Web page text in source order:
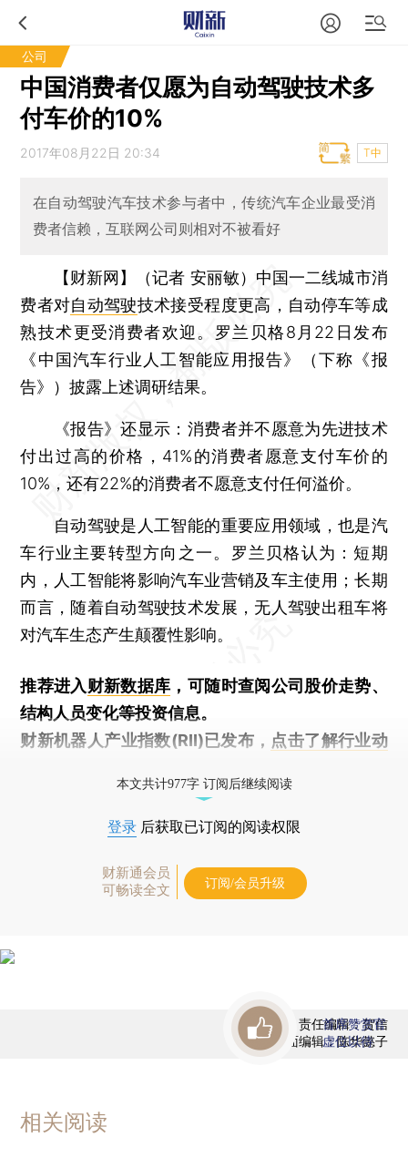
公司
中国消费者仅愿为自动驾驶技术多
付车价的10%
2017年08月22日 20:34 T中
在自动驾驶汽车技术参与者中，传统汽车企业最受消
费者信赖，互联网公司则相对不被看好
【财新网】（记者 安丽敏） 中国一二线城市消
费者对自动驾驶技术接受程度更高，自动停车等成
熟技术更受消费者欢迎。罗兰贝格8月22日发布
《中国汽车行业人工智能应用报告》（下称《报
告》）披露上述调研结果。
《报告》还显示：消费者并不愿意为先进技术
付出过高的价格，41%的消费者愿意支付车价的
10%，还有22%的消费者不愿意支付任何溢价。
自动驾驶是人工智能的重要应用领域，也是汽
车行业主要转型方向之一。罗兰贝格认为：短期
内，人工智能将影响汽车业营销及车主使用；长期
而言，随着自动驾驶技术发展，无人驾驶出租车将
对汽车生态产生颠覆性影响。
推荐进入财新数据库 ，可随时查阅公司股价走势、
结构人员变化等投资信息。
财新机器人产业指数(RII)已发布， 点击了解行业动
本文共计977字 订阅后继续阅读
登录 后获取已订阅的阅读权限
财新通会员
可畅读全文
订阅/会员升级
责任编辑：贺信
版面编辑：陈华懿子
首席赞赏官
虚位以待
相关阅读